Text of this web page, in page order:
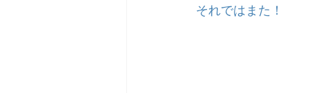
それではまた！